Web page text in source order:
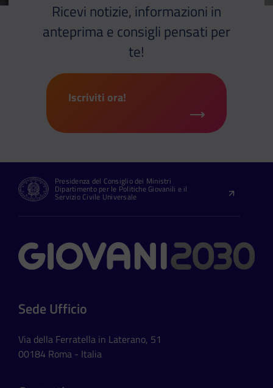
Ricevi notizie, informazioni in
anteprima e consigli pensati per
te!
Iscriviti ora!
Presidenza del Consiglio dei Ministri
Dipartimento per le Politiche Giovanili e il
Servizio Civile Universale
Contatti
Sede Ufficio
Via della Ferratella in Laterano, 51
00184 Roma - Italia